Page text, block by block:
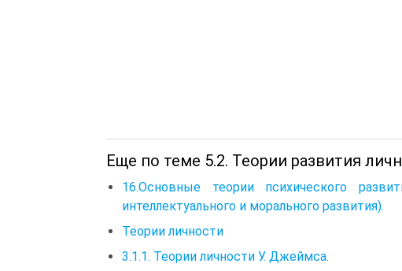
Еще по теме 5.2. Теории развития
16.Основные теории психического
интеллектуального и морального развития).
Теории личности
3.1.1. Теории личности У. Джеймса.